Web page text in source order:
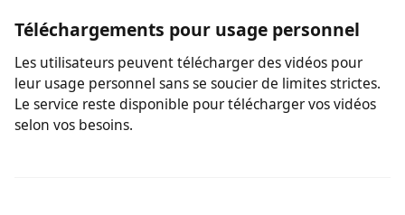
Notre téléchargeur repose sur des algorithmes avancés
qui produisent des résultats en quelques instants. Il
récupère le lien, charge la vidéo, puis lance le
traitement afin de vous proposer rapidement l’option de
téléchargement.